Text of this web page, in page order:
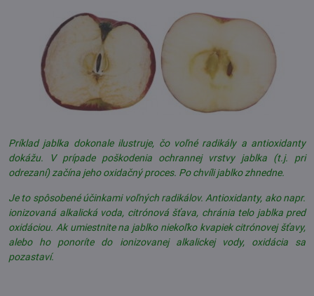
Príklad jablka dokonale ilustruje, čo voľné radikály a antioxidanty
dokážu. V prípade poškodenia ochrannej vrstvy jablka (t.j. pri
odrezaní) začína jeho oxidačný proces. Po chvíli jablko zhnedne.
Je to spôsobené účinkami voľných radikálov. Antioxidanty, ako napr.
ionizovaná alkalická voda, citrónová šťava, chránia telo jablka pred
oxidáciou. Ak umiestnite na jablko niekoľko kvapiek citrónovej šťavy,
alebo ho ponoríte do ionizovanej alkalickej vody, oxidácia sa
pozastaví.